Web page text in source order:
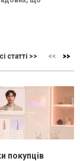
статті >>
покупців